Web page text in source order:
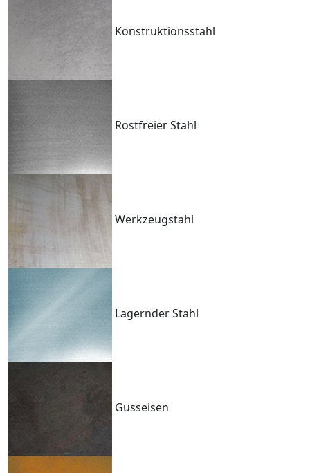
Konstruktionsstahl
Rostfreier Stahl
Werkzeugstahl
Lagernder Stahl
Gusseisen